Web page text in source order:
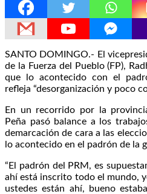
SANTO DOMINGO.- El
de la Fuerza del Pueblo (FP),
que lo acontecido con el
refleja “desorganización y poco
En un recorrido por la
Peña pasó balance a los
demarcación de cara a las
lo acontecido en el padrón de la
“El padrón del PRM, es
ahí está inscrito todo el mundo,
ustedes están ahí, bueno